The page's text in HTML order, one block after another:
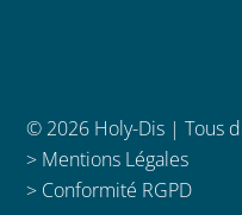
© 2026 Holy-Dis | Tous
> Mentions Légales
> Conformité RGPD